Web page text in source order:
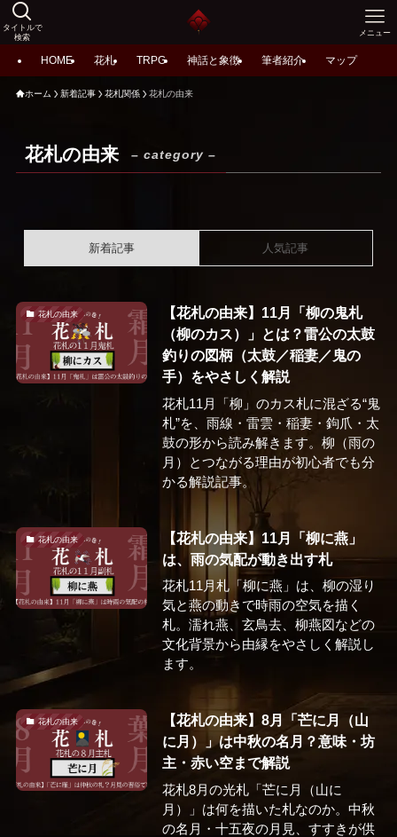
タイトルで
検索
メニュー
HOME 花札 TRPG 神話と象徴 筆者紹介 マップ
ホーム 新着記事 花札関係 花札の由来
花札の由来 – category –
新着記事 人気記事
花札の由来
【花札の由来】11月「柳の鬼札
（柳のカス）」とは？雷公の太鼓
釣りの図柄（太鼓／稲妻／鬼の
手）をやさしく解説
花札11月「柳」のカス札に混ざる“鬼
札”を、雨線・雷雲・稲妻・鉤爪・太
鼓の形から読み解きます。柳（雨の
月）とつながる理由が初心者でも分
かる解説記事。
花札の由来
【花札の由来】11月「柳に燕」
は、雨の気配が動き出す札
花札11月札「柳に燕」は、柳の湿り
気と燕の動きで時雨の空気を描く
札。濡れ燕、玄鳥去、柳燕図などの
文化背景から由縁をやさしく解説し
ます。
花札の由来
【花札の由来】8月「芒に月（山
に月）」は中秋の名月？意味・坊
主・赤い空まで解説
花札8月の光札「芒に月（山に
月）」は何を描いた札なのか。中秋
の名月・十五夜の月見、すすきが供